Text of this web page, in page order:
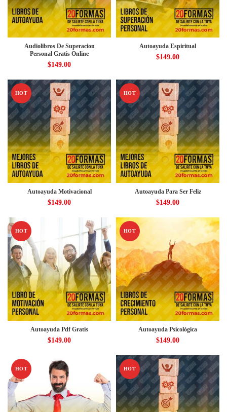
Audiolibros De Superacion
Personal Gratis Online
$149.00
Autoayuda Espiritual
$149.00
HOT
Autoayuda Motivacional
$149.00
HOT
Autoayuda Para Ser Feliz
$149.00
HOT
Autoayuda Pdf Gratis
$149.00
HOT
Autoayuda Psicológica
$149.00
HOT HOT